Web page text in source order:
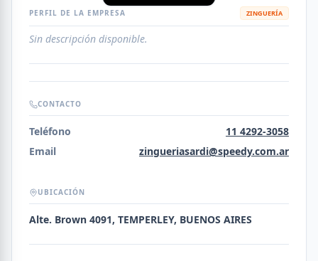
PERFIL DE LA EMPRESA ZINGUERÍA
Sin descripción disponible.
CONTACTO
Teléfono
11 4292-3058
Email
zingueriasardi@speedy.com.ar
UBICACIÓN
Alte. Brown 4091, TEMPERLEY, BUENOS AIRES